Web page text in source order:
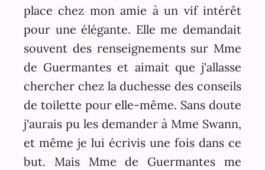
place chez mon amie à un vif intérêt
pour une élégante. Elle me demandait
souvent des renseignements sur Mme
de Guermantes et aimait que j'allasse
chercher chez la duchesse des conseils
de toilette pour elle-même. Sans doute
j'aurais pu les demander à Mme Swann,
et même je lui écrivis une fois dans ce
but. Mais Mme de Guermantes me